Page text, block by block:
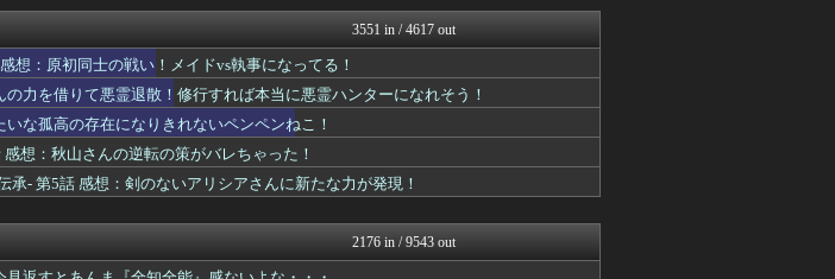
ｗｗｗｗもしかして…ヤニねこち...
作りすぎる…
ガンプラ ログ
んだ・・・
ぐら速 -声優まとめ速報-
漫画まとめ速報
だったｗｗｗｗ
アニはつ -アニメ発信場-
」40代「なのは」5...
示！だいぶオレンジ強...
】
コンテンツ・声優 | ラブ...
習がある設定ｗｗｗｗｗ
ぴこ速(〃'∇'〃)？
しないγ（ガンマ）世界線が追...
漫画まとめ速報
3551 in / 4617 out
想：原初同士の戦い！メイドvs執事になってる！
力を借りて悪霊退散！修行すれば本当に悪霊ハンターになれそう！
な孤高の存在になりきれないペンペンねこ！
想：秋山さんの逆転の策がバレちゃった！
- 第5話 感想：剣のないアリシアさんに新たな力が発現！
2176 in / 9543 out